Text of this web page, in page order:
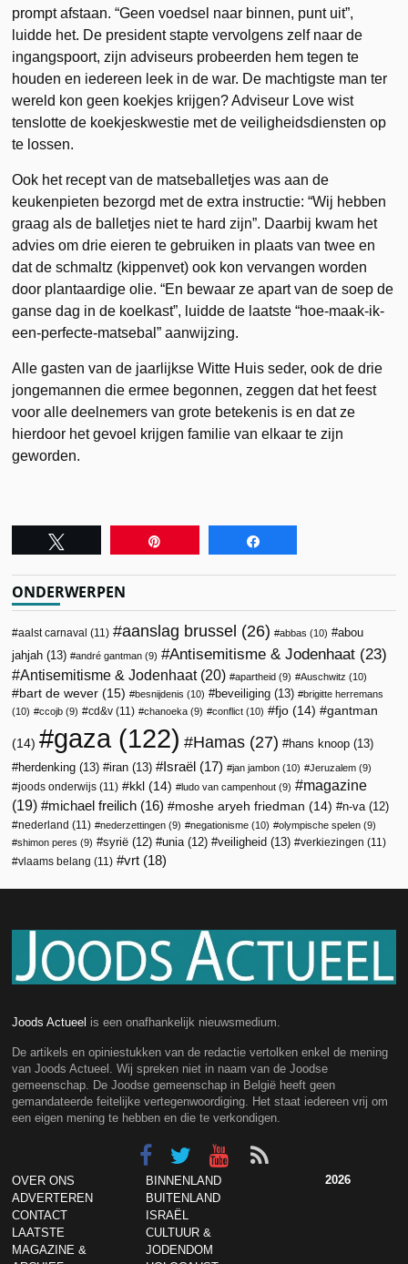
prompt afstaan. “Geen voedsel naar binnen, punt uit”,
luidde het. De president stapte vervolgens zelf naar de
ingangspoort, zijn adviseurs probeerden hem tegen te
houden en iedereen leek in de war. De machtigste man ter
wereld kon geen koekjes krijgen? Adviseur Love wist
tenslotte de koekjeskwestie met de veiligheidsdiensten op
te lossen.
Ook het recept van de matseballetjes was aan de
keukenpieten bezorgd met de extra instructie: “Wij hebben
graag als de balletjes niet te hard zijn”. Daarbij kwam het
advies om drie eieren te gebruiken in plaats van twee en
dat de schmaltz (kippenvet) ook kon vervangen worden
door plantaardige olie. “En bewaar ze apart van de soep de
ganse dag in de koelkast”, luidde de laatste “hoe-maak-ik-
een-perfecte-matsebal” aanwijzing.
Alle gasten van de jaarlijkse Witte Huis seder, ook de drie
jongemannen die ermee begonnen, zeggen dat het feest
voor alle deelnemers van grote betekenis is en dat ze
hierdoor het gevoel krijgen familie van elkaar te zijn
geworden.
ONDERWERPEN
aalst carnaval (11) aanslag brussel (26) abbas (10)
abou
jahjah (13) andré gantman (9) Antisemitisme & Jodenhaat (23)
Antisemitisme & Jodenhaat(20) apartheid (9) Auschwitz (10)
bart de wever (15) besnijdenis (10) beveiliging (13)
brigitte herremans
(10)
ccojb (9) cd&v (11) chanoeka (9) conflict (10) fjo (14) gantman
(14) gaza (122) Hamas (27) hans knoop (13)
herdenking (13) iran (13) Israël (17) jan jambon (10) Jeruzalem (9)
joods onderwijs (11) kkl (14) ludo van campenhout (9)
magazine
(19)
michael freilich (16) moshe aryeh friedman (14) n-va (12)
nederland (11) nederzettingen (9) negationisme (10) olympische spelen (9)
shimon peres (9) syrië (12) unia (12) veiligheid (13) verkiezingen (11)
vlaams belang (11) vrt (18)
Joods Actueel is een onafhankelijk nieuwsmedium.
De artikels en opiniestukken van de redactie vertolken enkel de mening
van Joods Actueel. Wij spreken niet in naam van de Joodse
gemeenschap. De Joodse gemeenschap in België heeft geen
gemandateerde feitelijke vertegenwoordiging. Het staat iedereen vrij om
een eigen mening te hebben en die te verkondigen.
OVER ONS
ADVERTEREN
CONTACT
LAATSTE
MAGAZINE &
BINNENLAND
BUITENLAND
ISRAËL
CULTUUR &
JODENDOM
2026